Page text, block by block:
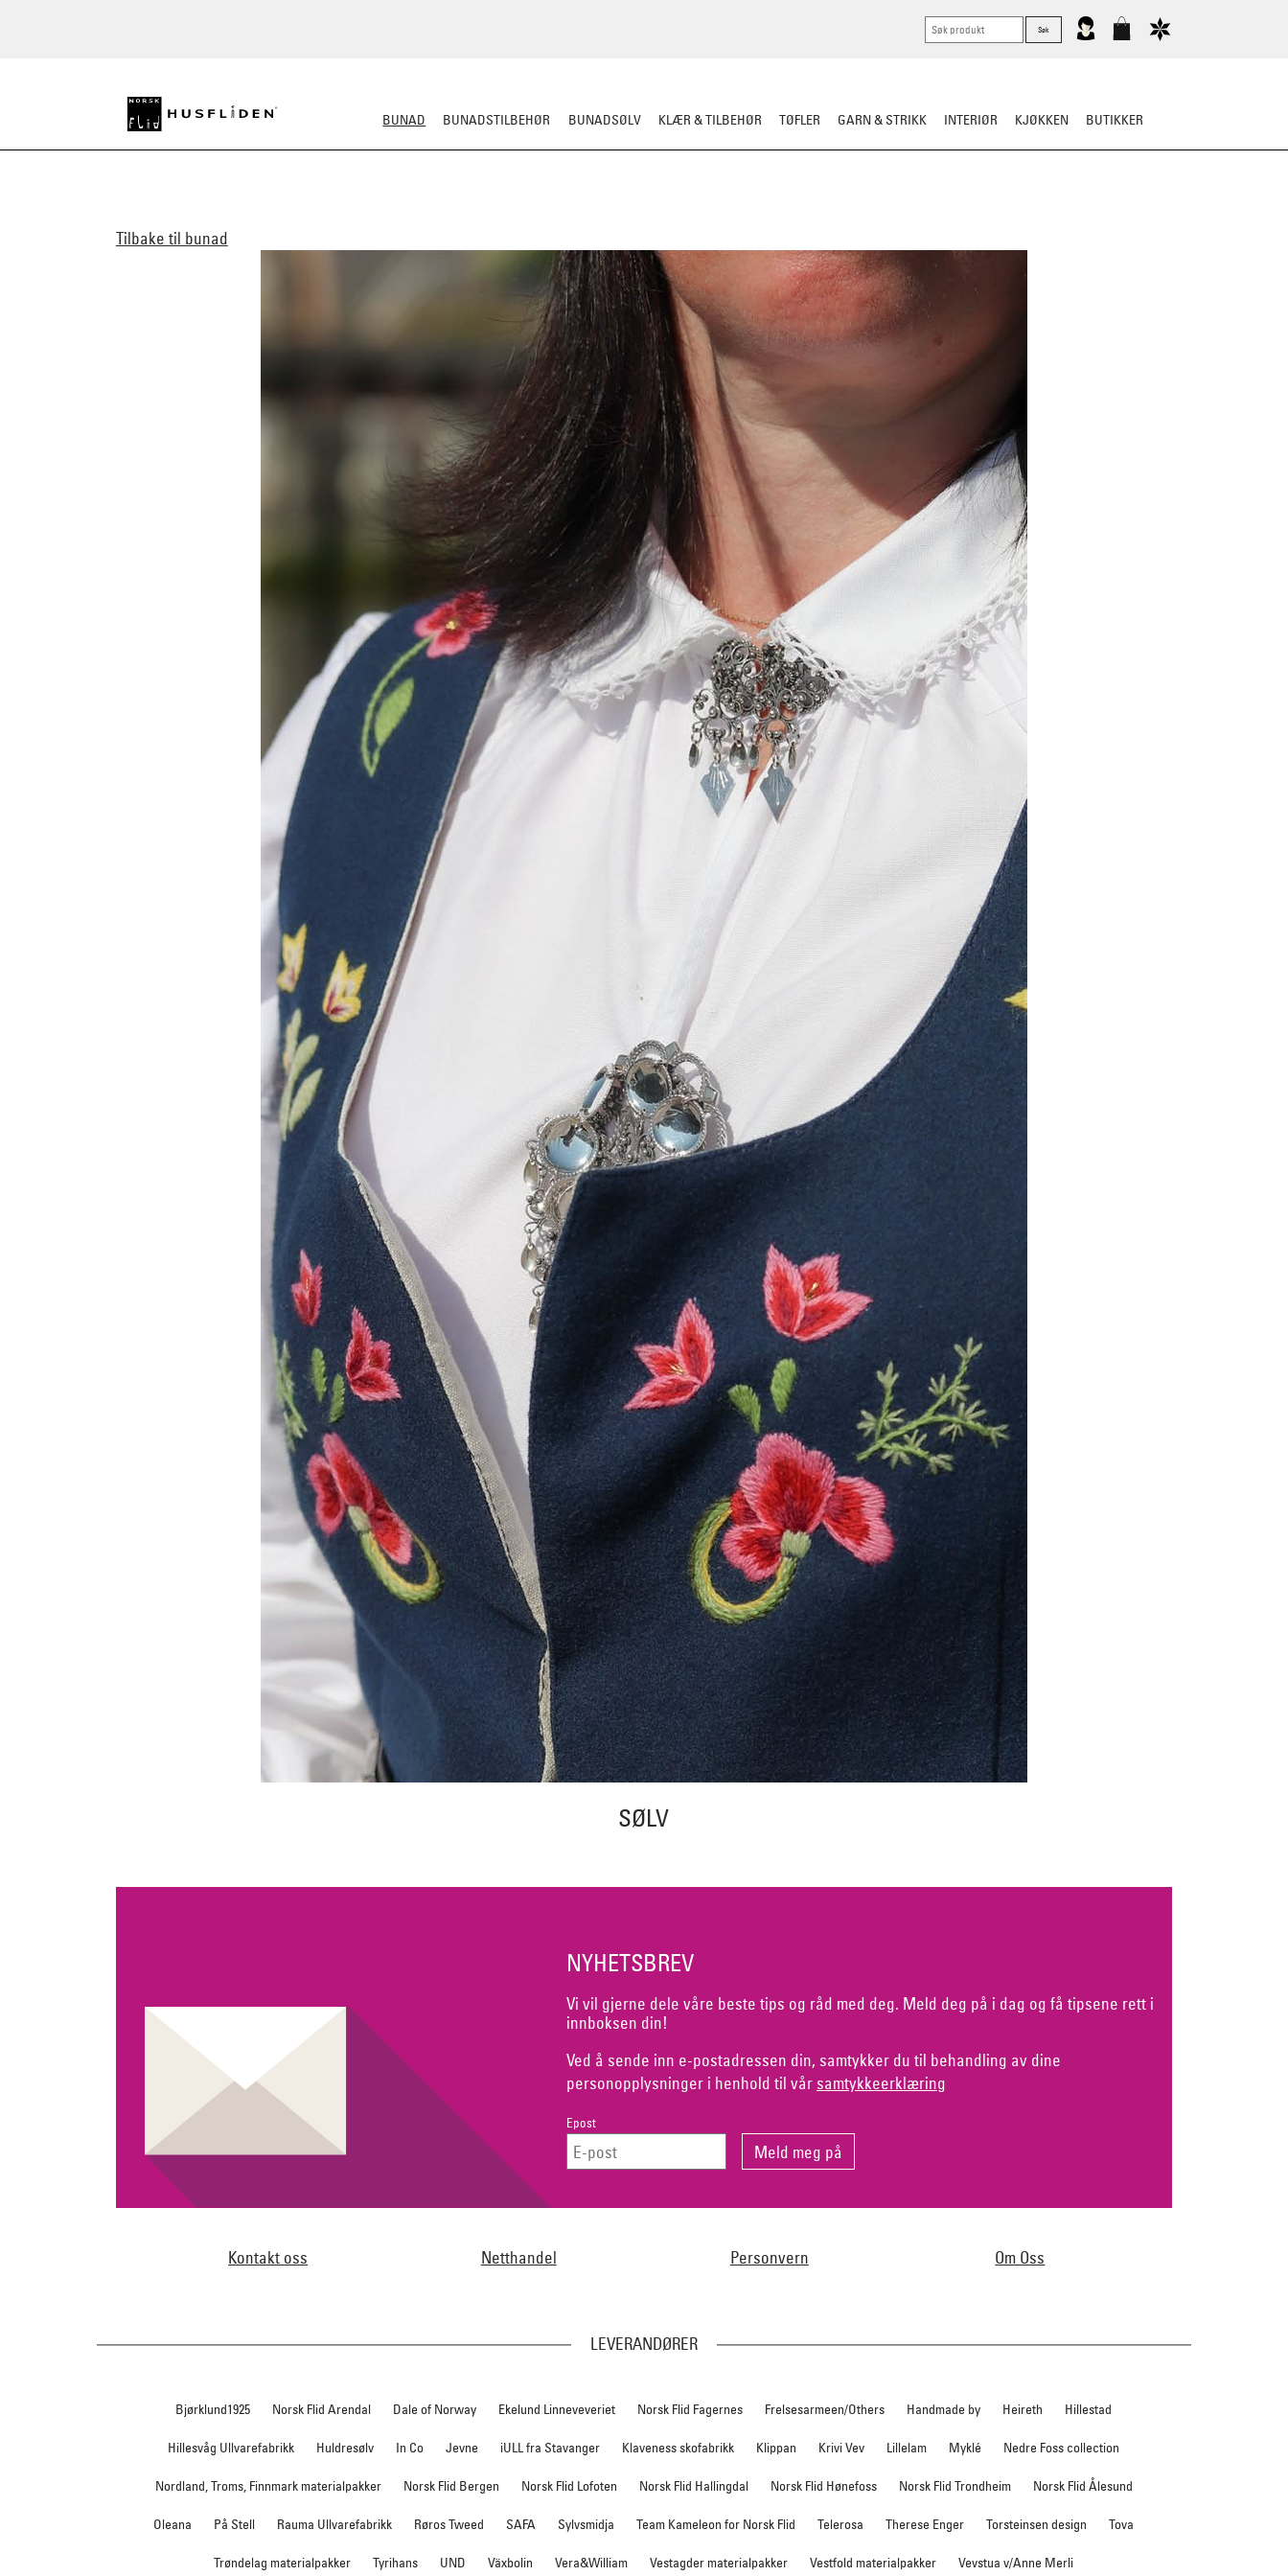
BUNAD BUNADSTILBEHØR BUNADSØLV KLÆR & TILBEHØR TØFLER GARN & STRIKK INTERIØR KJØKKEN BUTIKKER
Tilbake til bunad
SØLV
NYHETSBREV
Vi vil gjerne dele våre beste tips og råd med deg. Meld deg på i dag og få tipsene rett i
innboksen din!
Ved å sende inn e-postadressen din, samtykker du til behandling av dine
personopplysninger i henhold til vår samtykkeerklæring
Epost
Kontakt oss Netthandel Personvern Om Oss
LEVERANDØRER
Bjørklund1925 Norsk Flid Arendal Dale of Norway Ekelund Linneveveriet Norsk Flid Fagernes Frelsesarmeen/Others Handmade by Heireth Hillestad
Hillesvåg Ullvarefabrikk Huldresølv In Co Jevne iULL fra Stavanger Klaveness skofabrikk Klippan Krivi Vev Lillelam Myklé Nedre Foss collection
Nordland, Troms, Finnmark materialpakker Norsk Flid Bergen Norsk Flid Lofoten Norsk Flid Hallingdal Norsk Flid Hønefoss Norsk Flid Trondheim Norsk Flid Ålesund
Oleana På Stell Rauma Ullvarefabrikk Røros Tweed SAFA Sylvsmidja Team Kameleon for Norsk Flid Telerosa Therese Enger Torsteinsen design Tova
Trøndelag materialpakker Tyrihans UND Växbolin Vera&William Vestagder materialpakker Vestfold materialpakker Vevstua v/Anne Merli